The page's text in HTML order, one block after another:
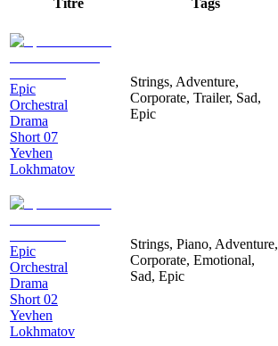
Epic
Orchestral
Drama
Short 07
Yevhen
Lokhmatov
Strings, Adventure,
Corporate, Trailer, Sad,
Epic
Epic
Orchestral
Drama
Short 02
Yevhen
Lokhmatov
Strings, Piano, Adventure,
Corporate, Emotional,
Sad, Epic